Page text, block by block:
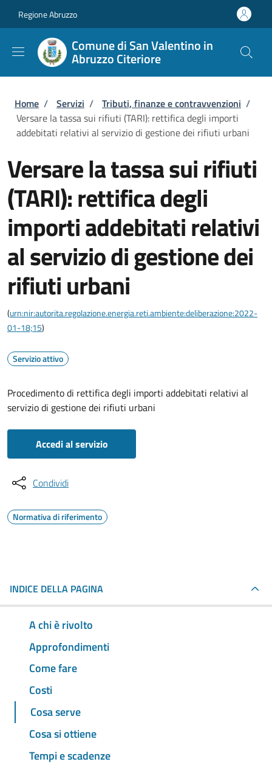
Regione Abruzzo
Comune di San Valentino in
Abruzzo Citeriore
Briciole di pane
Home / Servizi / Tributi, finanze e contravvenzioni /
Versare la tassa sui rifiuti (TARI): rettifica degli importi
addebitati relativi al servizio di gestione dei rifiuti urbani
Versare la tassa sui rifiuti
(TARI): rettifica degli
importi addebitati relativi
al servizio di gestione dei
rifiuti urbani
(urn:nir:autorita.regolazione.energia.reti.ambiente:deliberazione:2022-
01-18;15)
Servizio attivo
Procedimento di rettifica degli importi addebitati relativi al
servizio di gestione dei rifiuti urbani
Accedi al servizio
Condividi
Normativa di riferimento
INDICE DELLA PAGINA
A chi è rivolto
Approfondimenti
Come fare
Costi
Cosa serve
Cosa si ottiene
Tempi e scadenze